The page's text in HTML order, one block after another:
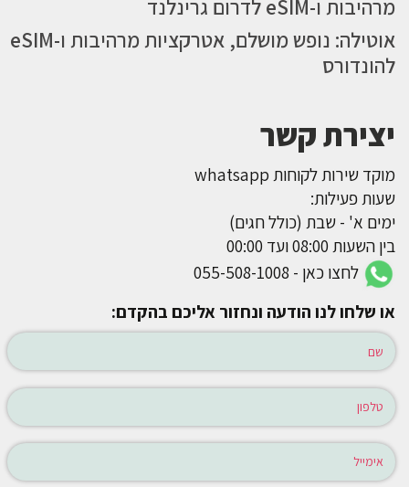
מרהיבות ו-eSIM לדרום גרינלנד
אוטילה: נופש מושלם, אטרקציות מרהיבות ו-eSIM
להונדורס
יצירת קשר
מוקד שירות לקוחות whatsapp
שעות פעילות:
ימים א' - שבת (כולל חגים)
בין השעות 08:00 ועד 00:00
לחצו כאן - 055-508-1008
או שלחו לנו הודעה ונחזור אליכם בהקדם: